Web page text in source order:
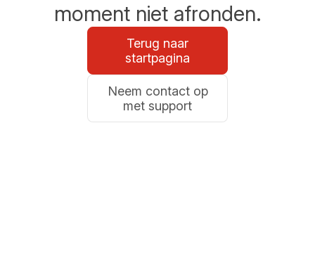
moment niet afronden.
Terug naar
startpagina
Neem contact op
met support